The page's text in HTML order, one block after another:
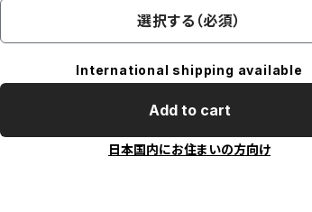
選択する（必須）
International shipping available
Add to cart
日本国内にお住まいの方向け